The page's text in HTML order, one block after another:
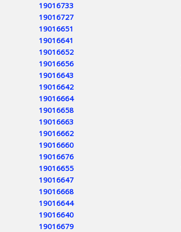
19016733
19016727
19016651
19016641
19016652
19016656
19016643
19016642
19016664
19016658
19016663
19016662
19016660
19016676
19016655
19016647
19016668
19016644
19016640
19016679